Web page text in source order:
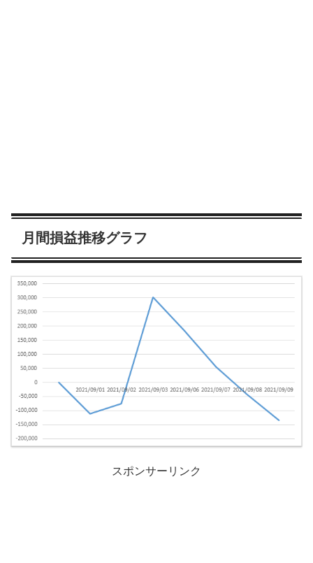
月間損益推移グラフ
スポンサーリンク